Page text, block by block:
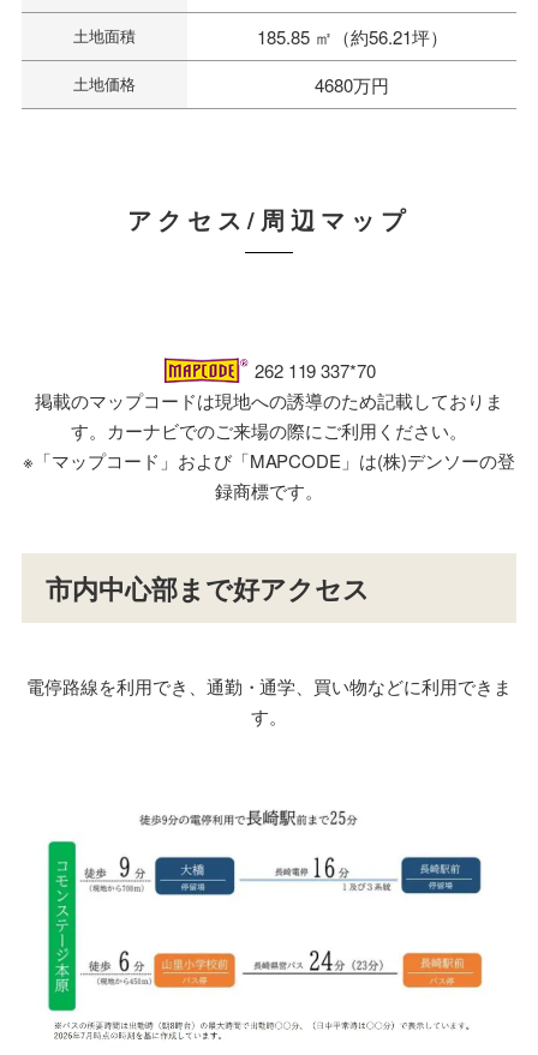
土地面積 185.85 ㎡（約56.21坪）
土地価格 4680万円
アクセス/周辺マップ
262 119 337*70
掲載のマップコードは現地への誘導のため記載しておりま
す。カーナビでのご来場の際にご利用ください。
※「マップコード」および「MAPCODE」は(株)デンソーの登
録商標です。
市内中心部まで好アクセス
電停路線を利用でき、通勤・通学、買い物などに利用できま
す。